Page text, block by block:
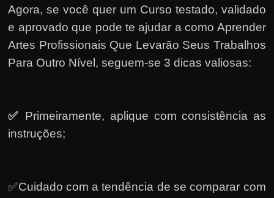
Agora, se você quer um Curso testado, validado
e aprovado que pode te ajudar a como Aprender
Artes Profissionais Que Levarão Seus Trabalhos
Para Outro Nível, seguem-se 3 dicas valiosas:
✅ Primeiramente, aplique com consistência as
instruções;
✅Cuidado com a tendência de se comparar com